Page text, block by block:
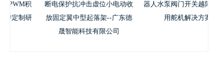
断电保护抗冲击虚位小电动收
放固定翼中型起落架--广东德
晟智能科技有限公司
器人水泵阀门开关越障抬升专
用舵机解决方案